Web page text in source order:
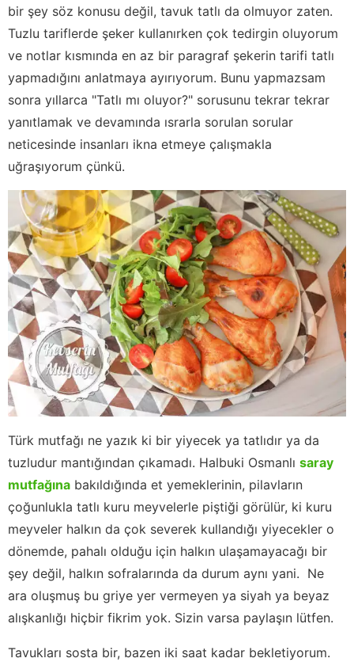
bir şey söz konusu değil, tavuk tatlı da olmuyor zaten.
Tuzlu tariflerde şeker kullanırken çok tedirgin oluyorum
ve notlar kısmında en az bir paragraf şekerin tarifi tatlı
yapmadığını anlatmaya ayırıyorum. Bunu yapmazsam
sonra yıllarca "Tatlı mı oluyor?" sorusunu tekrar tekrar
yanıtlamak ve devamında ısrarla sorulan sorular
neticesinde insanları ikna etmeye çalışmakla
uğraşıyorum çünkü.
Türk mutfağı ne yazık ki bir yiyecek ya tatlıdır ya da
tuzludur mantığından çıkamadı. Halbuki Osmanlı saray
mutfağına bakıldığında et yemeklerinin, pilavların
çoğunlukla tatlı kuru meyvelerle piştiği görülür, ki kuru
meyveler halkın da çok severek kullandığı yiyecekler o
dönemde, pahalı olduğu için halkın ulaşamayacağı bir
şey değil, halkın sofralarında da durum aynı yani. Ne
ara oluşmuş bu griye yer vermeyen ya siyah ya beyaz
alışkanlığı hiçbir fikrim yok. Sizin varsa paylaşın lütfen.
Tavukları sosta bir, bazen iki saat kadar bekletiyorum.